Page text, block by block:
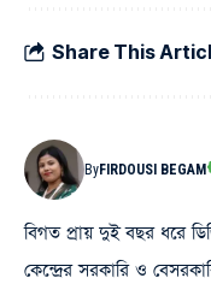
Share This
ByFIRDOUSI BEGAM
বিগত প্রায় দুই বছর ধরে
কেন্দ্রের সরকারি ও